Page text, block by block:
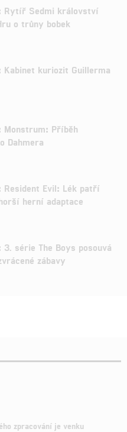
Rytíř Sedmi království
o trůny bobek
Kabinet kuriozit Guillerma
Monstrum: Příběh
Dahmera
Resident Evil: Lék patří
herní adaptace
3. série The Boys posouvá
zábavy
zpracování je venku